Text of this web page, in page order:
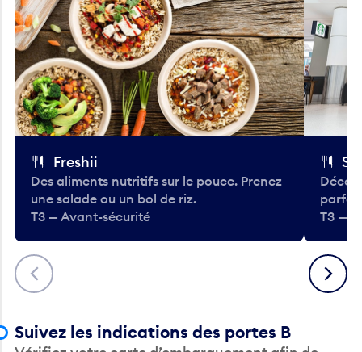
Précédent
Freshii
Des aliments nutritifs sur le pouce. Prenez
une salade ou un bol de riz.
T3 — Avant-sécurité
T3 —
Suivant
Suivez les indications des portes B